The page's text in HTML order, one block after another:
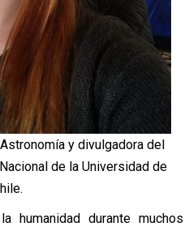
y divulgadora del
de la Universidad de
humanidad durante muchos